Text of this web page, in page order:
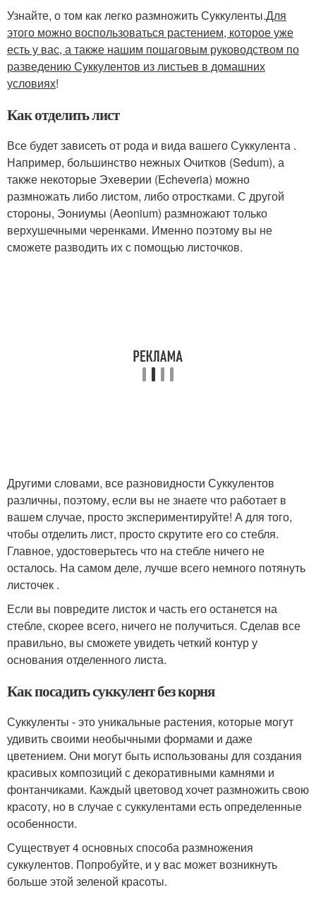
Узнайте, о том как легко размножить Суккуленты.Для
этого можно воспользоваться растением, которое уже
есть у вас, а также нашим пошаговым руководством по
разведению Суккулентов из листьев в домашних
условиях!
Как отделить лист
Все будет зависеть от рода и вида вашего Суккулента .
Например, большинство нежных Очитков (Sedum), а
также некоторые Эхеверии (Echeveria) можно
размножать либо листом, либо отростками. С другой
стороны, Эониумы (Aeonium) размножают только
верхушечными черенками. Именно поэтому вы не
сможете разводить их с помощью листочков.
Другими словами, все разновидности Суккулентов
различны, поэтому, если вы не знаете что работает в
вашем случае, просто экспериментируйте! А для того,
чтобы отделить лист, просто скрутите его со стебля.
Главное, удостоверьтесь что на стебле ничего не
осталось. На самом деле, лучше всего немного потянуть
листочек .
Если вы повредите листок и часть его останется на
стебле, скорее всего, ничего не получиться. Сделав все
правильно, вы сможете увидеть четкий контур у
основания отделенного листа.
Как посадить суккулент без корня
Суккуленты - это уникальные растения, которые могут
удивить своими необычными формами и даже
цветением. Они могут быть использованы для создания
красивых композиций с декоративными камнями и
фонтанчиками. Каждый цветовод хочет размножить свою
красоту, но в случае с суккулентами есть определенные
особенности.
Существует 4 основных способа размножения
суккулентов. Попробуйте, и у вас может возникнуть
больше этой зеленой красоты.